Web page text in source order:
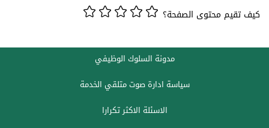
كيف تقيم محتوى الصفحة؟
مدونة السلوك الوظيفي
سياسة ادارة صوت متلقي الخدمة
الاسئلة الاكثر تكرارا